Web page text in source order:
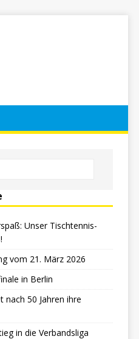
Unser Tischtennis-
vom 21. März 2026
in Berlin
nach 50 Jahren ihre
in die Verbandsliga